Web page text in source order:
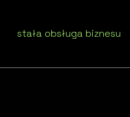
stała obsługa biznesu